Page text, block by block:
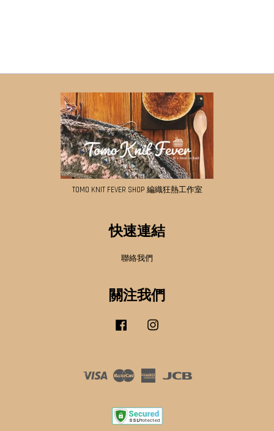
TOMO KNIT FEVER SHOP 編織狂熱工作室
快速連結
聯絡我們
關注我們
Facebook
Visa Master
American